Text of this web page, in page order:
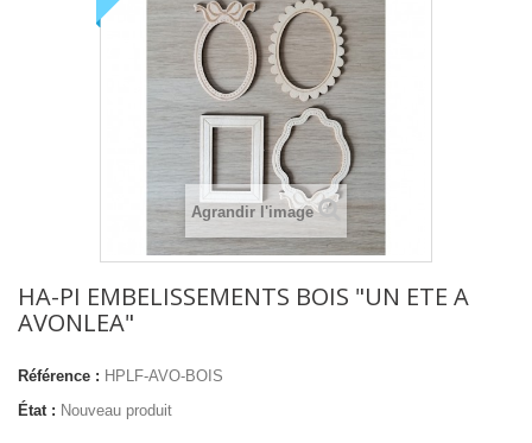
Agrandir l'image
HA-PI EMBELISSEMENTS BOIS "UN ETE A
AVONLEA"
Référence : HPLF-AVO-BOIS
État : Nouveau produit